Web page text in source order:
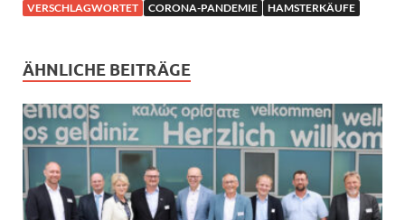
VERSCHLAGWORTET CORONA-PANDEMIE HAMSTERKÄUFE
ÄHNLICHE BEITRÄGE